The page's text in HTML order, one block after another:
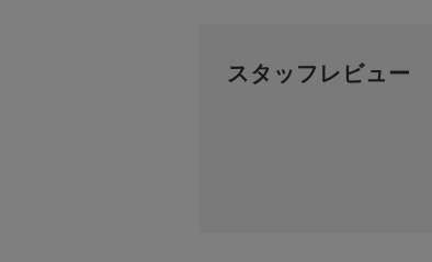
スタッフレビュー